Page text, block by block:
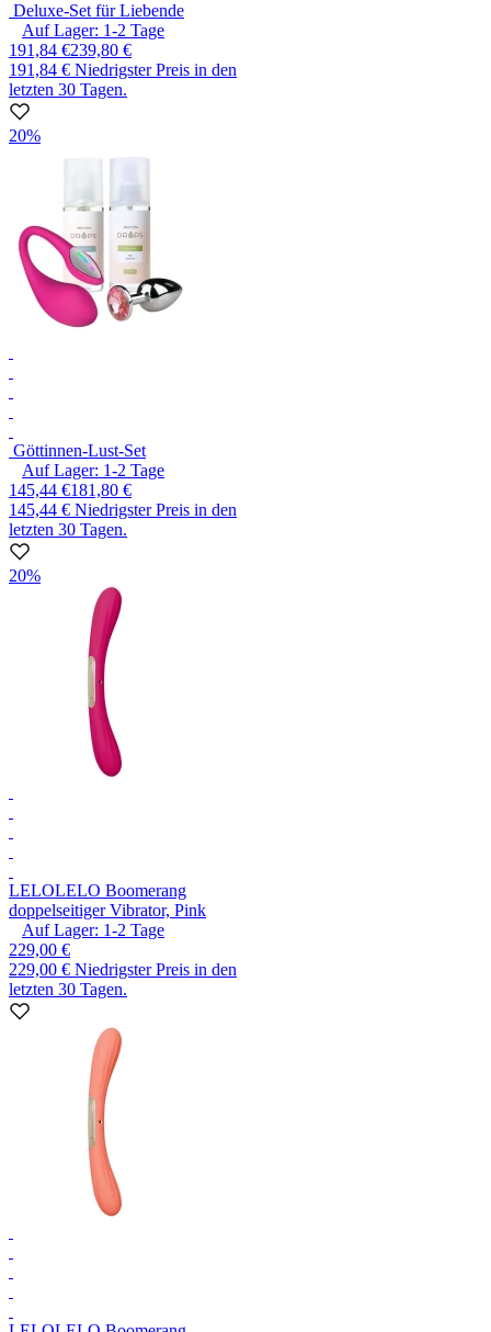
Deluxe-Set für Liebende
Auf Lager: 1-2 Tage
191,84 €239,80 €
191,84 € Niedrigster Preis in den
letzten 30 Tagen.
20%
Göttinnen-Lust-Set
Auf Lager: 1-2 Tage
145,44 €181,80 €
145,44 € Niedrigster Preis in den
letzten 30 Tagen.
20%
LELOLELO Boomerang
doppelseitiger Vibrator, Pink
Auf Lager: 1-2 Tage
229,00 €
229,00 € Niedrigster Preis in den
letzten 30 Tagen.